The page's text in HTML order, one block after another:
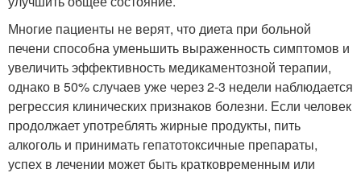
Многие пациенты не верят, что диета при больной
печени способна уменьшить выраженность симптомов и
увеличить эффективность медикаментозной терапии,
однако в 50% случаев уже через 2-3 недели наблюдается
регрессия клинических признаков болезни. Если человек
продолжает употреблять жирные продукты, пить
алкоголь и принимать гепатотоксичные препараты,
успех в лечении может быть кратковременным или